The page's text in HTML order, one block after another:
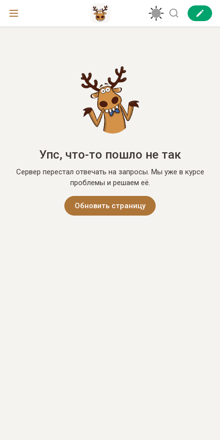
Упс, что-то пошло не так
Сервер перестал отвечать на запросы. Мы уже в курсе
проблемы и решаем её.
Обновить страницу